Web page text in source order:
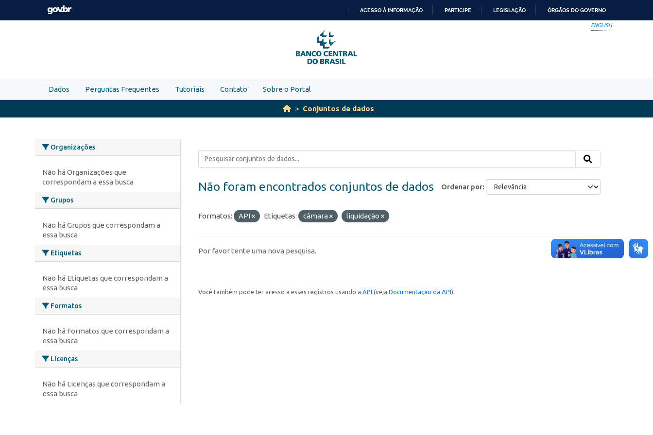
Skip to main content
PARA
O
CONTEÚDO
ACESSO À INFORMAÇÃO PARTICIPE LEGISLAÇÃO ÓRGÃOS DO GOVERNO
ENGLISH
Dados Perguntas Frequentes Tutoriais Contato Sobre o Portal
Conjuntos de dados
Organizações
Não há Organizações que
correspondam a essa busca
Grupos
Não há Grupos que correspondam a
essa busca
Etiquetas
Não há Etiquetas que correspondam a
essa busca
Formatos
Não há Formatos que correspondam a
essa busca
Licenças
Não há Licenças que correspondam a
essa busca
Ordenar por
Não foram encontrados conjuntos de dados
Formatos: API Etiquetas: câmara liquidação
Por favor tente uma nova pesquisa.
Você também pode ter acesso a esses registros usando a API (veja Documentação da API).